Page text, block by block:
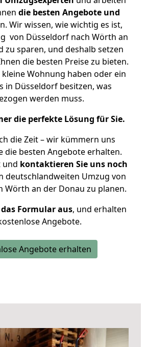
die besten Angebote und
Wir wissen, wie wichtig es ist,
von Düsseldorf nach Wörth an
zu sparen, und deshalb setzen
die besten Preise zu bieten.
kleine Wohnung haben oder ein
in Düsseldorf besitzen, was
werden muss.
die perfekte Lösung für Sie.
die Zeit – wir kümmern uns
die besten Angebote erhalten.
und kontaktieren Sie uns noch
deutschlandweiten Umzug von
Wörth an der Donau zu planen.
Formular aus, und erhalten
Angebote.
Angebote erhalten